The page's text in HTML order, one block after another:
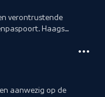
verontrustende
Haagse
aanwezig op de